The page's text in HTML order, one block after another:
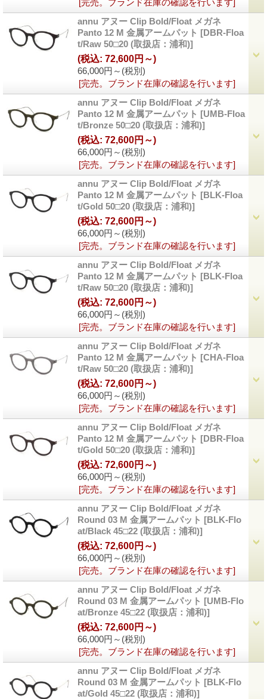
annu アヌー Clip Bold/Float メガネ
Panto 12 M 金属アームパット [DBR-Floa
t/Raw 50□20 (取扱店：浦和)]
66,000円～ (税別)
(税込: 72,600円～)
[完売。ブランド在庫の確認を行います]
annu アヌー Clip Bold/Float メガネ
Panto 12 M 金属アームパット [UMB-Floa
t/Bronze 50□20 (取扱店：浦和)]
66,000円～ (税別)
(税込: 72,600円～)
[完売。ブランド在庫の確認を行います]
annu アヌー Clip Bold/Float メガネ
Panto 12 M 金属アームパット [BLK-Floa
t/Gold 50□20 (取扱店：浦和)]
66,000円～ (税別)
(税込: 72,600円～)
[完売。ブランド在庫の確認を行います]
annu アヌー Clip Bold/Float メガネ
Panto 12 M 金属アームパット [BLK-Floa
t/Raw 50□20 (取扱店：浦和)]
66,000円～ (税別)
(税込: 72,600円～)
[完売。ブランド在庫の確認を行います]
annu アヌー Clip Bold/Float メガネ
Panto 12 M 金属アームパット [CHA-Floa
t/Raw 50□20 (取扱店：浦和)]
66,000円～ (税別)
(税込: 72,600円～)
[完売。ブランド在庫の確認を行います]
annu アヌー Clip Bold/Float メガネ
Panto 12 M 金属アームパット [DBR-Floa
t/Gold 50□20 (取扱店：浦和)]
66,000円～ (税別)
(税込: 72,600円～)
[完売。ブランド在庫の確認を行います]
annu アヌー Clip Bold/Float メガネ
Round 03 M 金属アームパット [BLK-Flo
at/Black 45□22 (取扱店：浦和)]
66,000円～ (税別)
(税込: 72,600円～)
[完売。ブランド在庫の確認を行います]
annu アヌー Clip Bold/Float メガネ
Round 03 M 金属アームパット [UMB-Flo
at/Bronze 45□22 (取扱店：浦和)]
66,000円～ (税別)
(税込: 72,600円～)
[完売。ブランド在庫の確認を行います]
annu アヌー Clip Bold/Float メガネ
Round 03 M 金属アームパット [BLK-Flo
at/Gold 45□22 (取扱店：浦和)]